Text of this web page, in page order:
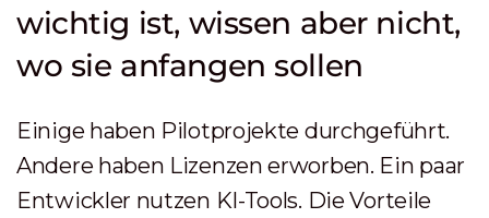
wichtig ist, wissen aber nicht,
wo sie anfangen sollen
Einige haben Pilotprojekte durchgeführt.
Andere haben Lizenzen erworben. Ein paar
Entwickler nutzen KI-Tools. Die Vorteile